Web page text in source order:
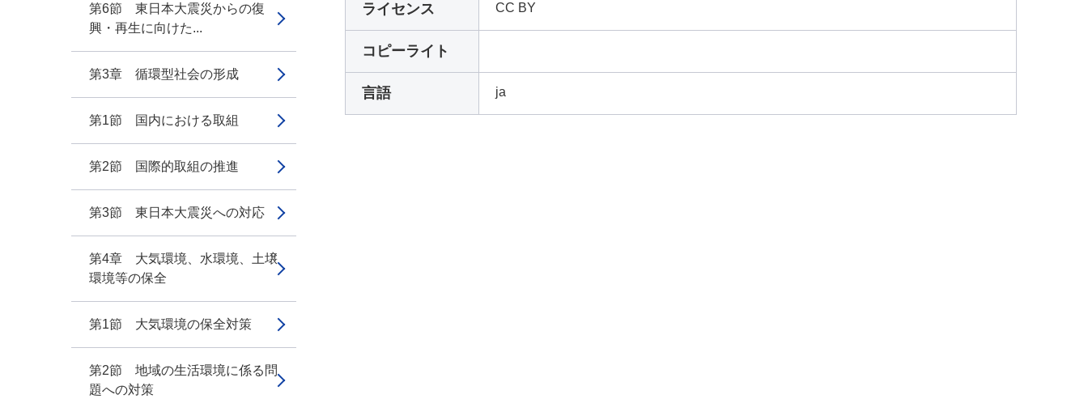
第6節 東日本大震災からの復
興・再生に向けた...
第3章 循環型社会の形成
第1節 国内における取組
第2節 国際的取組の推進
第3節 東日本大震災への対応
第4章 大気環境、水環境、土壌
環境等の保全
第1節 大気環境の保全対策
第2節 地域の生活環境に係る問
題への対策
ライセンス CC BY
コピーライト
言語 ja